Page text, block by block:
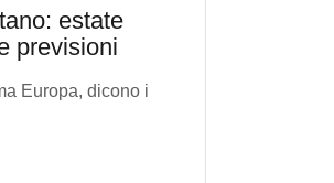
estate
previsioni
Europa, dicono i